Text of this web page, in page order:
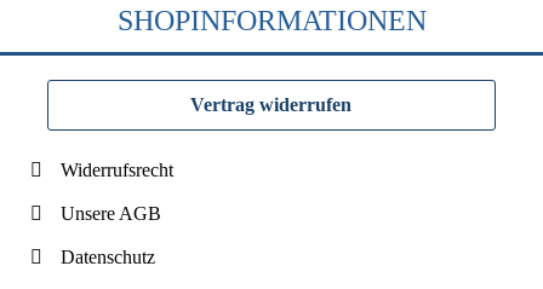
SHOPINFORMATIONEN
Vertrag widerrufen
Widerrufsrecht
Unsere AGB
Datenschutz